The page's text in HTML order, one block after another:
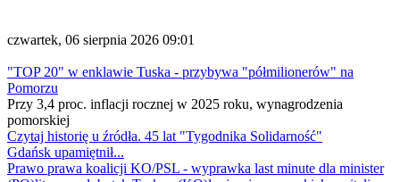
czwartek, 06 sierpnia 2026 09:01
"TOP 20" w enklawie Tuska - przybywa "półmilionerów" na
Pomorzu
Przy 3,4 proc. inflacji rocznej w 2025 roku, wynagrodzenia
pomorskiej
Czytaj historię u źródła. 45 lat "Tygodnika Solidarność"
Gdańsk upamiętnił...
Prawo prawa koalicji KO/PSL - wyprawka last minute dla minister